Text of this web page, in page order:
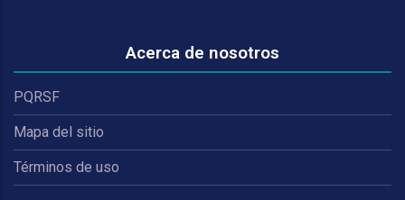
Acerca de nosotros
PQRSF
Mapa del sitio
Términos de uso